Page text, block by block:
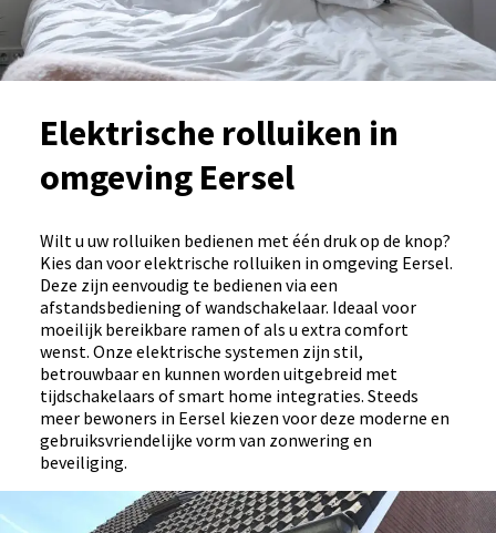
Elektrische rolluiken in
omgeving Eersel
Wilt u uw rolluiken bedienen met één druk op de knop?
Kies dan voor elektrische rolluiken in omgeving Eersel.
Deze zijn eenvoudig te bedienen via een
afstandsbediening of wandschakelaar. Ideaal voor
moeilijk bereikbare ramen of als u extra comfort
wenst. Onze elektrische systemen zijn stil,
betrouwbaar en kunnen worden uitgebreid met
tijdschakelaars of smart home integraties. Steeds
meer bewoners in Eersel kiezen voor deze moderne en
gebruiksvriendelijke vorm van zonwering en
beveiliging.